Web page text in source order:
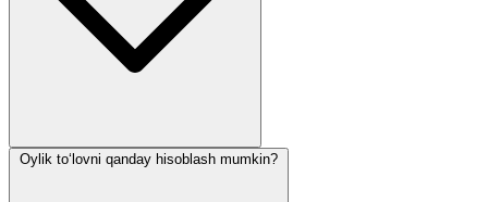
Oylik to‘lovni qanday hisoblash mumkin?